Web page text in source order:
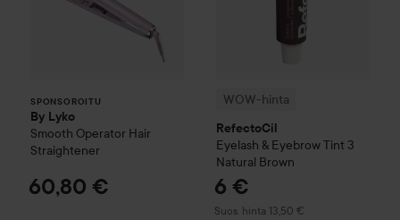
SPONSOROITU
By Lyko
Smooth Operator Hair
Straightener
60,80 €
WOW-hinta
RefectoCil
Eyelash & Eyebrow Tint 3
Natural Brown
6 €
Suos. hinta 13,50 €
Suositeltu hinta 13,50 €